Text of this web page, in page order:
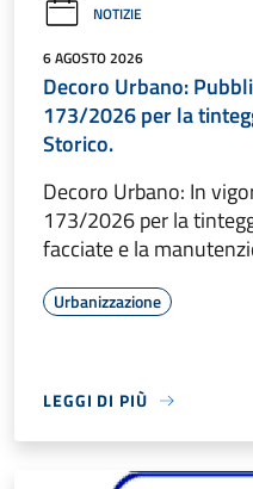
NOTIZIE
6 AGOSTO 2026
Decoro Urbano:
173/2026 per la
Storico.
Decoro Urbano: In
173/2026 per la
facciate e la
Urbanizzazione
LEGGI DI PIÙ